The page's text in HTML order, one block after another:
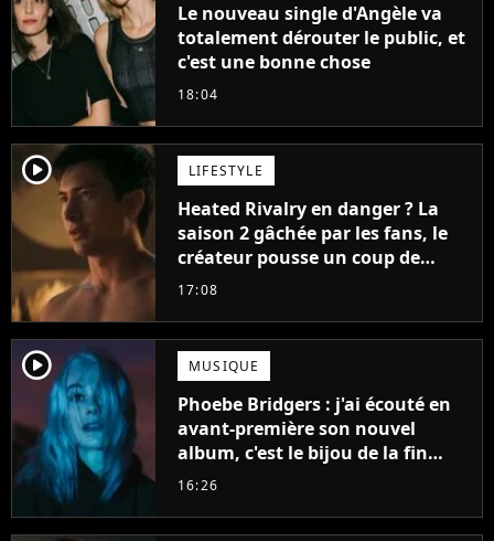
Le nouveau single d'Angèle va
totalement dérouter le public, et
c'est une bonne chose
18:04
player2 LIFESTYLE
Heated Rivalry en danger ? La
saison 2 gâchée par les fans, le
créateur pousse un coup de
gueule
17:08
player2 MUSIQUE
Phoebe Bridgers : j'ai écouté en
avant-première son nouvel
album, c'est le bijou de la fin
d'été
16:26